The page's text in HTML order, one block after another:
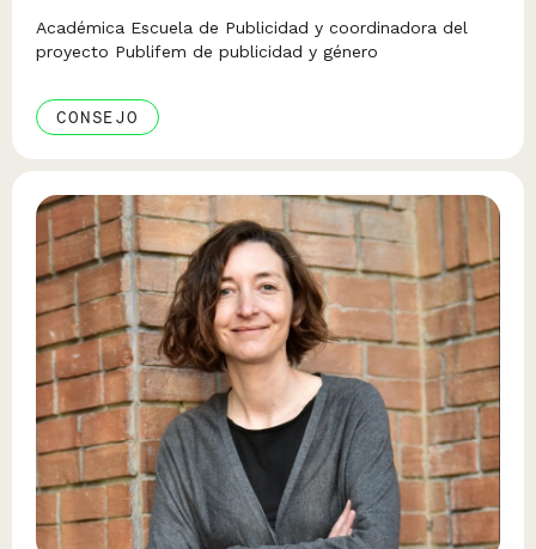
Académica Escuela de Publicidad y coordinadora del
proyecto Publifem de publicidad y género
CONSEJO